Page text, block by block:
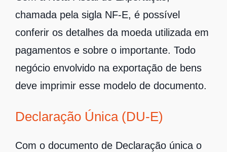
chamada pela sigla NF-E, é possível
conferir os detalhes da moeda utilizada em
pagamentos e sobre o importante. Todo
negócio envolvido na exportação de bens
deve imprimir esse modelo de documento.
Declaração Única (DU-E)
Com o documento de Declaração única o